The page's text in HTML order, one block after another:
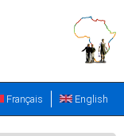
English
Français